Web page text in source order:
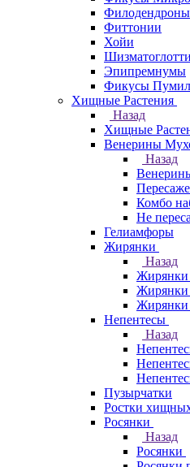
Филодендроны
Фиттонии
Хойи
Эпипремнумы
Фикусы
Хищные Растения
Назад
Хищные
Венерины
Назад
Комбо
Не
Гелиамфоры
Жирянки
Назад
Жирянки
Жирянки
Жирянки
Непентесы
Назад
Пузырчатки
Ростки
Росянки
Назад
Росянки